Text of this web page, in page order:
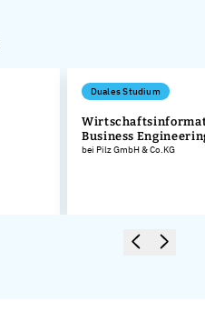
Duales Studium
Business
bei Pilz GmbH & Co.KG